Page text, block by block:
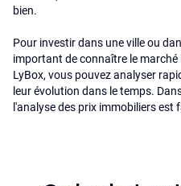
bien.
Pour investir dans une ville ou
important de connaître le marché
LyBox, vous pouvez analyser
leur évolution dans le temps.
l'analyse des prix immobiliers est